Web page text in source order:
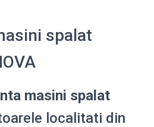
spalat
masini spalat
localitati din